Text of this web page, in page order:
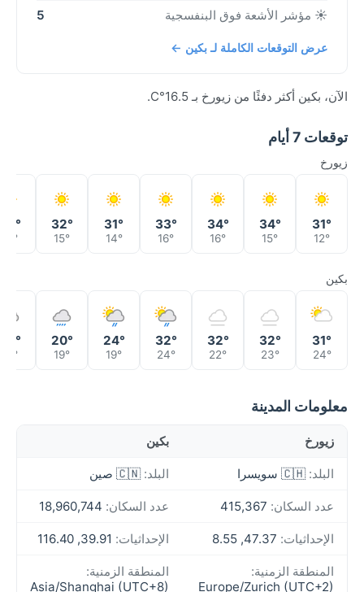
☀️ مؤشر الأشعة فوق البنفسجية 5
عرض التوقعات الكاملة لـ بكين ←
الآن، بكين أكثر دفئًا من زيورخ بـ 16.5°C.
توقعات 7 أيام
زيورخ
31°
12°
34°
15°
34°
16°
33°
16°
31°
14°
32°
15°
17°
بكين
31°
24°
32°
23°
32°
22°
32°
24°
24°
19°
20°
19°
19°
معلومات المدينة
زيورخ بكين
البلد: 🇨🇭 سويسرا البلد: 🇨🇳 صين
عدد السكان: عدد السكان:
الإحداثيات: الإحداثيات:
المنطقة الزمنية:
Europe/Zurich (UTC+2)
المنطقة الزمنية:
Asia/Shanghai (UTC+8)